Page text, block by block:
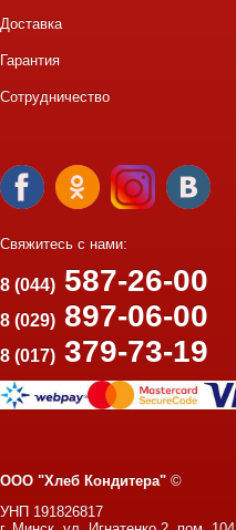
Доставка
Гарантия
Сотрудничество
Свяжитесь с нами:
8 (044) 587-26-00
8 (029) 897-06-00
8 (017) 379-73-19
ООО "Хлеб Кондитера" ©
УНП 191826817